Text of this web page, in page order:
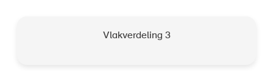
Vlakverdeling 3